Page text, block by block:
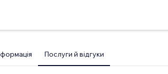
Послуги й відгуки